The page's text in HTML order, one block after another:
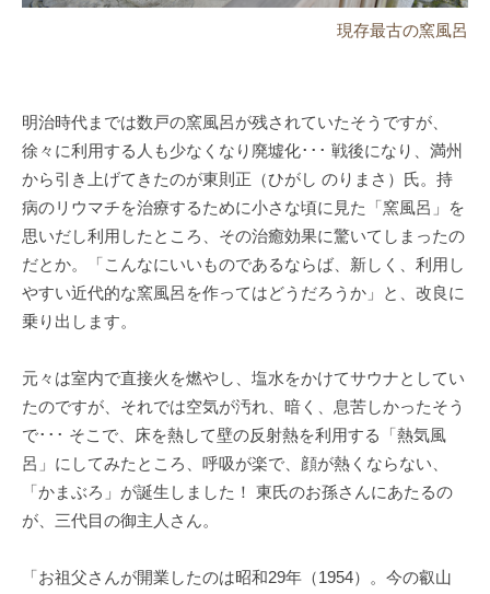
現存最古の窯風呂
明治時代までは数戸の窯風呂が残されていたそうですが、
徐々に利用する人も少なくなり廃墟化･･･ 戦後になり、満州
から引き上げてきたのが東則正（ひがし のりまさ）氏。持
病のリウマチを治療するために小さな頃に見た「窯風呂」を
思いだし利用したところ、その治癒効果に驚いてしまったの
だとか。「こんなにいいものであるならば、新しく、利用し
やすい近代的な窯風呂を作ってはどうだろうか」と、改良に
乗り出します。
元々は室内で直接火を燃やし、塩水をかけてサウナとしてい
たのですが、それでは空気が汚れ、暗く、息苦しかったそう
で･･･ そこで、床を熱して壁の反射熱を利用する「熱気風
呂」にしてみたところ、呼吸が楽で、顔が熱くならない、
「かまぶろ」が誕生しました！ 東氏のお孫さんにあたるの
が、三代目の御主人さん。
「お祖父さんが開業したのは昭和29年（1954）。今の叡山